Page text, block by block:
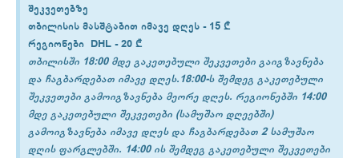
შეკვეთებზე
თბილისის მასშტაბით იმავე დღეს -15 ₾
რეგიონები DHL -20 ₾
თბილისში 18:00 მდე გაკეთებული შეკვეთები გაიგზავნება
და ჩაგბარდებათ იმავე დღეს.18:00-ს შემდეგ გაკეთებული
შეკვეთები გამოიგზავნება მეორე დღეს. რეგიონებში 14:00
მდე გაკეთებული შეკვეთები (სამუშაო დღეებში)
გამოიგზავნება იმავე დღეს და ჩაგბარდებათ 2 სამუშაო
დღის ფარგლებში. 14:00 ის შემდეგ გაკეთებული შეკვეთები